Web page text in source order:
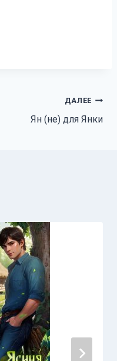
ДАЛЕЕ
Ян (не) для Янки